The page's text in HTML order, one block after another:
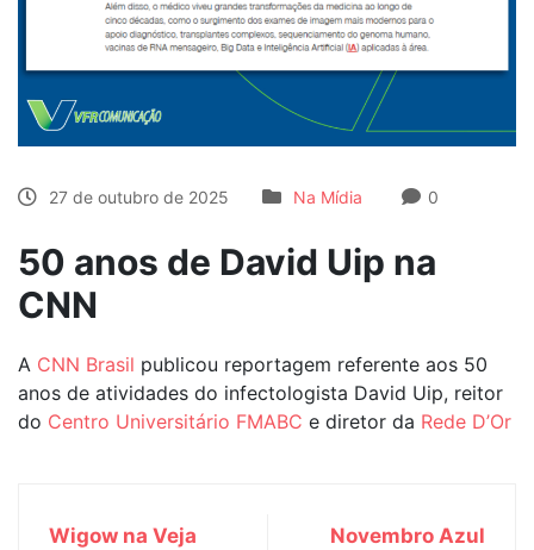
27 de outubro de 2025 Na Mídia 0
50 anos de David Uip na
CNN
A CNN Brasil publicou reportagem referente aos 50
anos de atividades do infectologista David Uip, reitor
do Centro Universitário FMABC e diretor da Rede D’Or
Wigow na Veja
Novembro Azul